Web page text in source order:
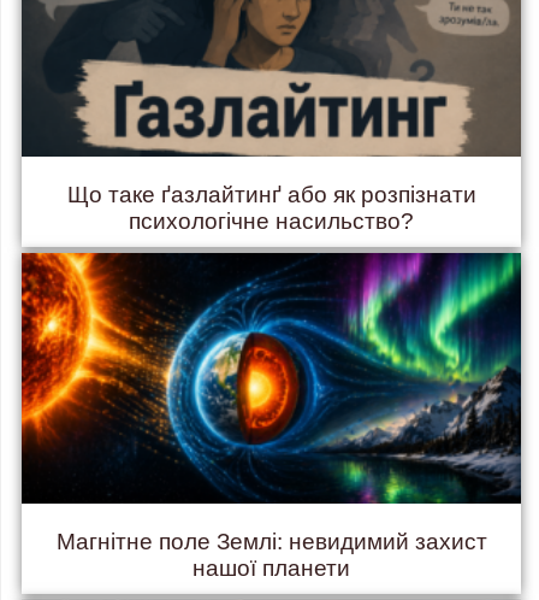
Що таке ґазлайтинґ або як розпізнати
психологічне насильство?
Магнітне поле Землі: невидимий захист
нашої планети